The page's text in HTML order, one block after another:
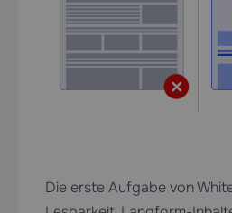
Die erste Aufgabe von